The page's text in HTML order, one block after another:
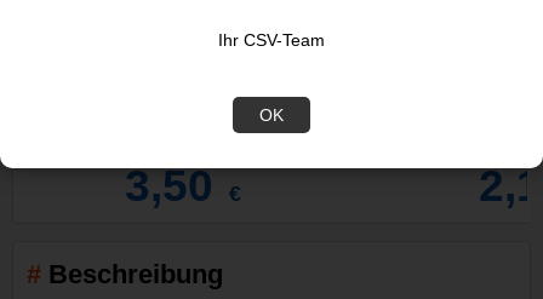
Ihr CSV-Team
OK
3,50 €
Beschreibung